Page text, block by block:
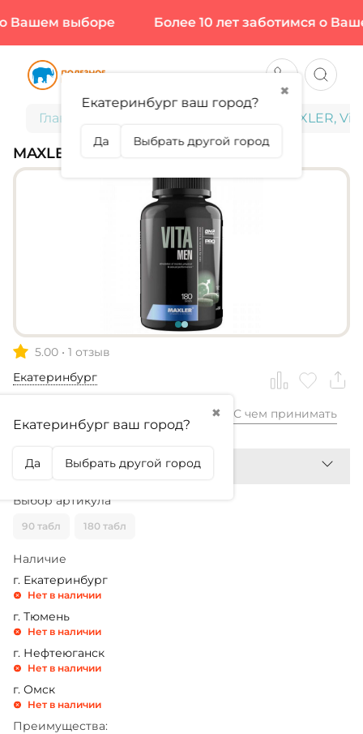
выборе Более 10 лет заботимся о
Главная MAXLER,
MAXLER, VITAMEN
5.00 • 1 отзыв
Екатеринбург
✖
Екатеринбург ваш город?
Да Выбрать другой город
2 460,99₽ С чем принимать
Выбор артикула
90 табл 180 табл
Наличие
г. Екатеринбург
Нет в наличии
г. Тюмень
Нет в наличии
г. Нефтеюганск
Нет в наличии
г. Омск
Нет в наличии
Преимущества:
✖
Екатеринбург ваш город?
Да Выбрать другой город